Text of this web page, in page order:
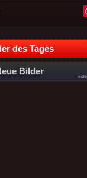
des Tages
Bilder